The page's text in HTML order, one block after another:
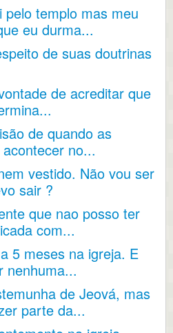
pelo templo mas meu
eu durma...
de suas doutrinas
de acreditar que
de quando as
no...
vestido. Não vou ser
sair ?
que nao posso ter
com...
5 meses na igreja. E
nenhuma...
de Jeová, mas
parte da...